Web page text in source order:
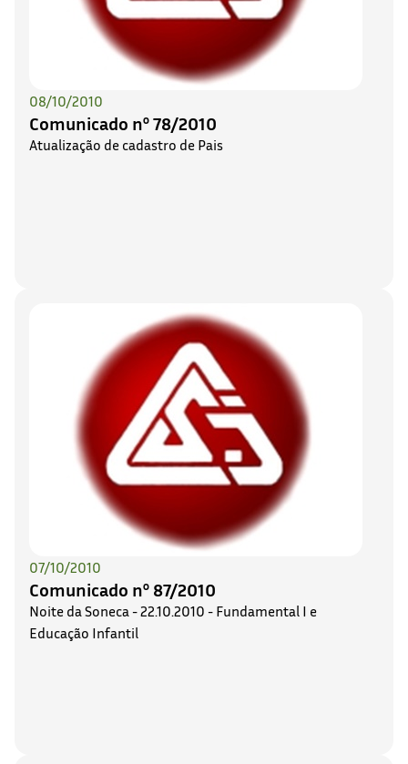
08/10/2010
Comunicado nº 78/2010
Atualização de cadastro de Pais
07/10/2010
Comunicado nº 87/2010
Noite da Soneca - 22.10.2010 - Fundamental I e
Educação Infantil